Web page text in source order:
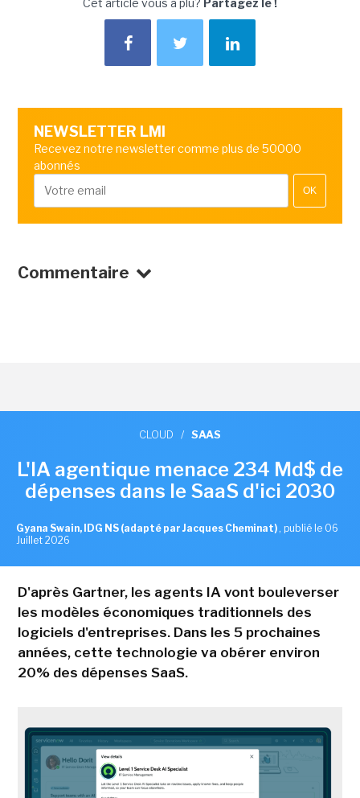
Cet article vous a plu? Partagez le !
NEWSLETTER LMI
Recevez notre newsletter comme plus de 50000
abonnés
OK
Commentaire
CLOUD / SAAS
L'IA agentique menace 234 Md$ de
dépenses dans le SaaS d'ici 2030
Gyana Swain, IDG NS (adapté par Jacques Cheminat) , publié le 06
Juillet 2026
D'après Gartner, les agents IA vont bouleverser
les modèles économiques traditionnels des
logiciels d'entreprises. Dans les 5 prochaines
années, cette technologie va obérer environ
20% des dépenses SaaS.